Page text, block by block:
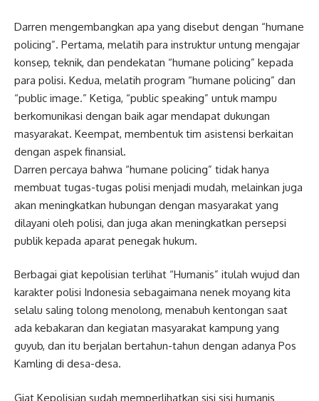
Darren mengembangkan apa yang disebut dengan “humane
policing”. Pertama, melatih para instruktur untung mengajar
konsep, teknik, dan pendekatan “humane policing” kepada
para polisi. Kedua, melatih program “humane policing” dan
“public image.” Ketiga, “public speaking” untuk mampu
berkomunikasi dengan baik agar mendapat dukungan
masyarakat. Keempat, membentuk tim asistensi berkaitan
dengan aspek finansial.
Darren percaya bahwa “humane policing” tidak hanya
membuat tugas-tugas polisi menjadi mudah, melainkan juga
akan meningkatkan hubungan dengan masyarakat yang
dilayani oleh polisi, dan juga akan meningkatkan persepsi
publik kepada aparat penegak hukum.
Berbagai giat kepolisian terlihat “Humanis” itulah wujud dan
karakter polisi Indonesia sebagaimana nenek moyang kita
selalu saling tolong menolong, menabuh kentongan saat
ada kebakaran dan kegiatan masyarakat kampung yang
guyub, dan itu berjalan bertahun-tahun dengan adanya Pos
Kamling di desa-desa.
Giat Kepolisian sudah memperlihatkan sisi sisi humanis